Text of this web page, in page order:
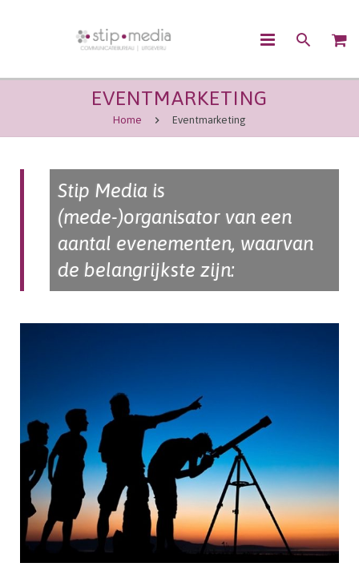
CONTENTMARKETING
COMMUNICATIE
UITGEVEN
WEBSHOP
EVENTMARKETING
Home Eventmarketing
Stip Media is
(mede-)organisator van een
aantal evenementen, waarvan
de belangrijkste zijn: